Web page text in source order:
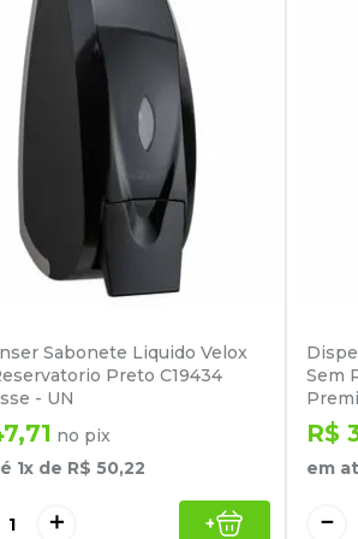
Sabonete Liquido Velox
Preto C19434
- UN
,71 no pix
1x de R$ 50,22
＋ +
Sem
R$
em
－